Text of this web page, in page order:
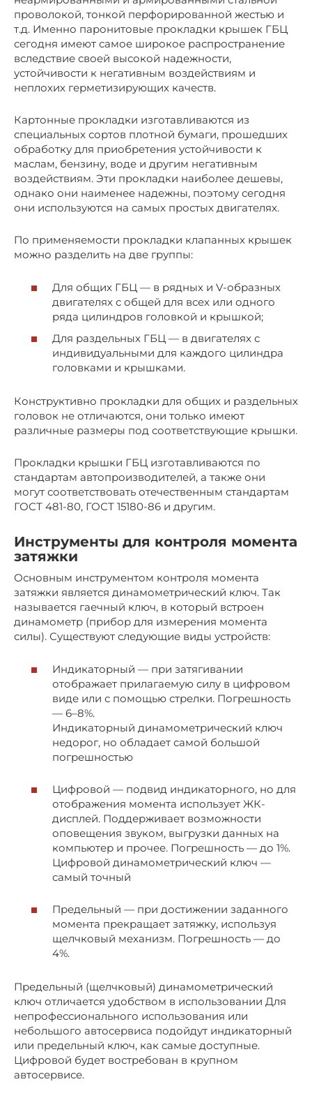
проволокой, тонкой перфорированной жестью и
т.д. Именно паронитовые прокладки крышек ГБЦ
сегодня имеют самое широкое распространение
вследствие своей высокой надежности,
устойчивости к негативным воздействиям и
неплохих герметизирующих качеств.
Картонные прокладки изготавливаются из
специальных сортов плотной бумаги, прошедших
обработку для приобретения устойчивости к
маслам, бензину, воде и другим негативным
воздействиям. Эти прокладки наиболее дешевы,
однако они наименее надежны, поэтому сегодня
они используются на самых простых двигателях.
По применяемости прокладки клапанных крышек
можно разделить на две группы:
Для общих ГБЦ — в рядных и V-образных
двигателях с общей для всех или одного
ряда цилиндров головкой и крышкой;
Для раздельных ГБЦ — в двигателях с
индивидуальными для каждого цилиндра
головками и крышками.
Конструктивно прокладки для общих и раздельных
головок не отличаются, они только имеют
различные размеры под соответствующие крышки.
Прокладки крышки ГБЦ изготавливаются по
стандартам автопроизводителей, а также они
могут соответствовать отечественным стандартам
ГОСТ 481-80, ГОСТ 15180-86 и другим.
Инструменты для контроля момента
затяжки
Основным инструментом контроля момента
затяжки является динамометрический ключ. Так
называется гаечный ключ, в который встроен
динамометр (прибор для измерения момента
силы). Существуют следующие виды устройств:
Индикаторный — при затягивании
отображает прилагаемую силу в цифровом
виде или с помощью стрелки. Погрешность
— 6–8%.
Индикаторный динамометрический ключ
недорог, но обладает самой большой
погрешностью
Цифровой — подвид индикаторного, но для
отображения момента использует ЖК-
дисплей. Поддерживает возможности
оповещения звуком, выгрузки данных на
компьютер и прочее. Погрешность — до 1%.
Цифровой динамометрический ключ —
самый точный
Предельный — при достижении заданного
момента прекращает затяжку, используя
щелчковый механизм. Погрешность — до
4%.
Предельный (щелчковый) динамометрический
ключ отличается удобством в использовании Для
непрофессионального использования или
небольшого автосервиса подойдут индикаторный
или предельный ключ, как самые доступные.
Цифровой будет востребован в крупном
автосервисе.